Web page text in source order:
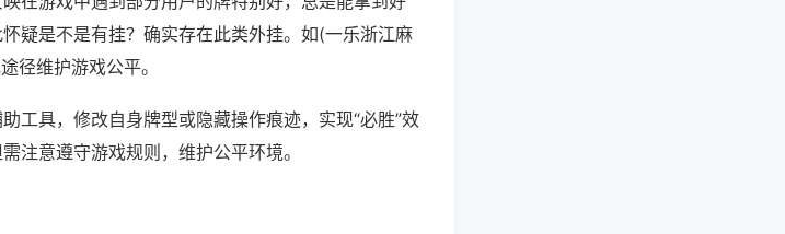
疑是不是有挂？确实存在此类外挂。如(一乐浙江麻
径维护游戏公平。
工具，修改自身牌型或隐藏操作痕迹，实现“必胜”效
注意遵守游戏规则，维护公平环境。